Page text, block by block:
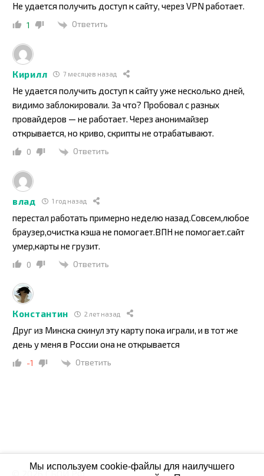
Не удается получить доступ к сайту, через VPN работает.
1 Ответить
Кирилл 7 месяцев назад
Не удается получить доступ к сайту уже несколько дней,
видимо заблокировали. За что? Пробовал с разных
провайдеров — не работает. Через анонимайзер
открывается, но криво, скрипты не отрабатывают.
0 Ответить
влад 1 год назад
перестал работать примерно неделю назад.Совсем,любое
браузер,очистка кэша не помогает.ВПН не помогает.сайт
умер,карты не грузит.
0 Ответить
Константин 2 лет назад
Друг из Минска скинул эту карту пока играли, и в тот же
день у меня в России она не открывается
-1 Ответить
© 2026 СБОЙ.РФ
Мы используем cookie-файлы для наилучшего